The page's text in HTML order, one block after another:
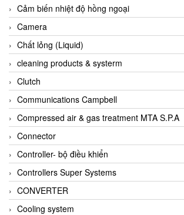
Airtac Vietnam
Airtec Vietnam
AI-Tek Vietnam
Akerstroms Viet Nam
AKO Armaturen & Separationstechnik
AKO Armaturen & Separationstechnik Vietnam
AKUSENSE
ALA OFFICINE SPA
Albrecht-Automatik Viet Nam
Allen Bradley Vietnam
Alpha Moisture Vietnam
Alpha-Achem Vietnam
Cảm biến nhiệt độ hồng ngoại
Camera
Chất lỏng (Liquid)
cleaning products & systerm
Clutch
Communications Campbell
Compressed air & gas treatment MTA S.P.A
Connector
Controller- bộ điều khiển
Controllers Super Systems
CONVERTER
Cooling system